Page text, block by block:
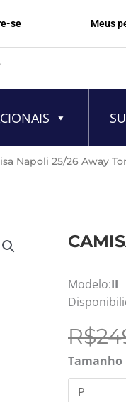
se Meus
Napoli 25/26 Away
Modelo:II
R$
Tamanho
Camisa
Napoli
25/26